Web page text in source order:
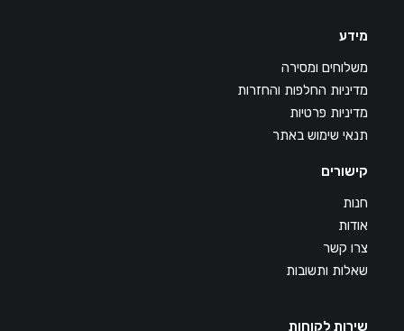
מידע
משלוחים ומסירה
מדיניות החלפות והחזרות
מדיניות פרטיות
תנאי שימוש באתר
קישורים
חנות
אודות
צרו קשר
שאלות ותשובות
שירות לקוחות